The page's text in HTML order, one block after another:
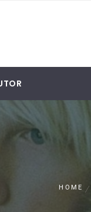
HOME